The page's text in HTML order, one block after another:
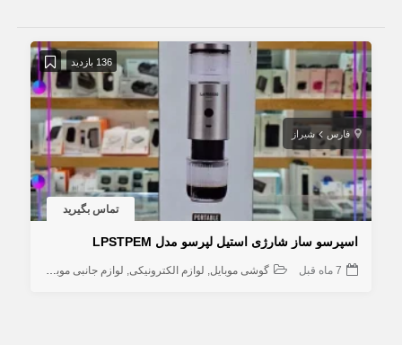
136 بازدید
فارس شیراز
تماس بگیرید
اسپرسو ساز شارژی استیل لپرسو مدل LPSTPEM
7 ماه قبل گوشی موبایل لوازم الکترونیکی لوازم جانبی موبایل